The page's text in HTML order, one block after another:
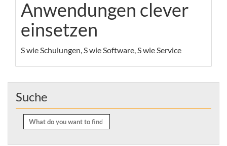
Anwendungen clever
einsetzen
S wie Schulungen, S wie Software, S wie Service
Suche
Search
for: